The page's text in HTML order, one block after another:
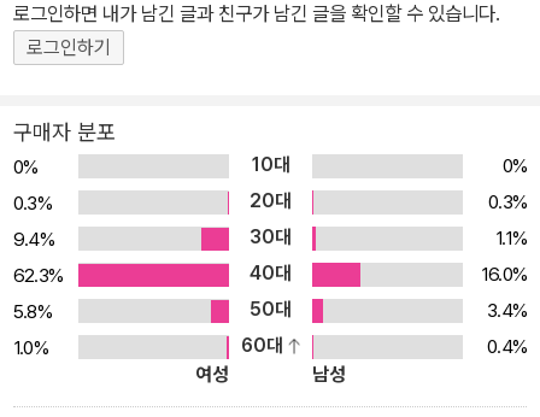
매와 함께라면 웹소설보다 재미있다. 이렇게 중요한 고전 문학이지
만, 생소하고 어려운 내용과, 어려운 한자어 혹은 예스러운 말투 때문
이상한 나라의 고전 읽기> 시리즈는 어린이들에게 익숙한 ‘흔한남매’
캐릭터가 등장하여 고전 소설에 대한 거부감을 없애고, 고전을 처음
접하는 어린이들도 쉽게 읽을 수 있도록 구성한 책이다. 기존의 고전
스토리에 지금 우리 아이들에게 익숙한 반읽기물의 형식을 빌려 이야
기를 새롭고 재미있게 구성하였다. 기존의 고전 스토리에 상상력이
가미된 재미있는 이야기를 읽다 보면 상상력, 창의력도 키울 수 있고,
고전에 대해 친근감을 갖게 되어 추후 더 깊이 있는 독서로 이어질 수
있을 것이다. ● 한 번 보면 재미있고, 두 번 보면 교훈적이다! <흔한
로그인하면 내가 남긴 글과 친구가 남긴 글을 확인할 수 있습니다.
로그인하기
구매자 분포
0% 10대
0%
0.3%
20대
0.3%
9.4%
30대
1.1%
62.3%
40대
16.0%
5.8%
50대
3.4%
1.0%
60대
0.4%
여성
남성